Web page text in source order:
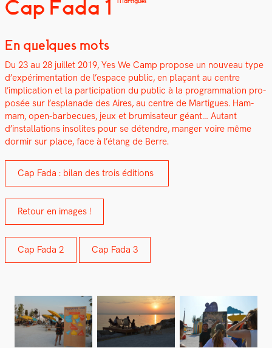
Cap Fada 1
En quelques mots
Du 23 au 28 juil­let 2019, Yes We Camp pro­pose un nou­veau type
d’expérimentation de l’espace pub­lic, en plaçant au cen­tre
l’implication et la par­tic­i­pa­tion du pub­lic à la pro­gram­ma­tion pro­
posée sur l’esplanade des Aires, au cen­tre de Mar­tigues. Ham­
mam, open-bar­be­cues, jeux et bru­misa­teur géant… Autant
d’installations inso­lites pour se déten­dre, manger voire même
dormir sur place, face à l’étang de Berre.
Cap Fada : bilan des trois édi­tions
Retour en images !
Cap Fada 2 Cap Fada 3